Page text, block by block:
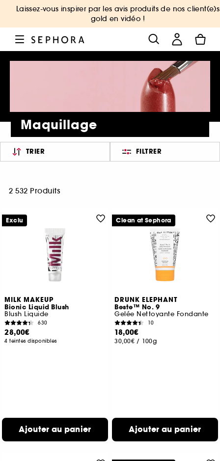
Laissez-vous inspirer par les avis produits de nos client(e)s
gold en vidéo !
Maquillage
TRIER FILTRER
2 532 Produits
MILK MAKEUP
Bionic Liquid Blush
Blush Liquide
630
28,00€
4 teintes disponibles
Ajouter au panier
Exclu
DRUNK ELEPHANT
Beste™ No. 9
Gelée Nettoyante Fondante
10
18,00€
30,00€ / 100g
Ajouter au panier
Clean at Sephora